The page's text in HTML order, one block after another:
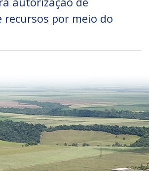
recursos por meio do